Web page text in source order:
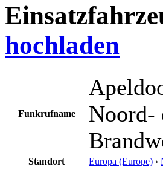
hochladen
Funkrufname
Noord-
Standort Europa (Europe) ›